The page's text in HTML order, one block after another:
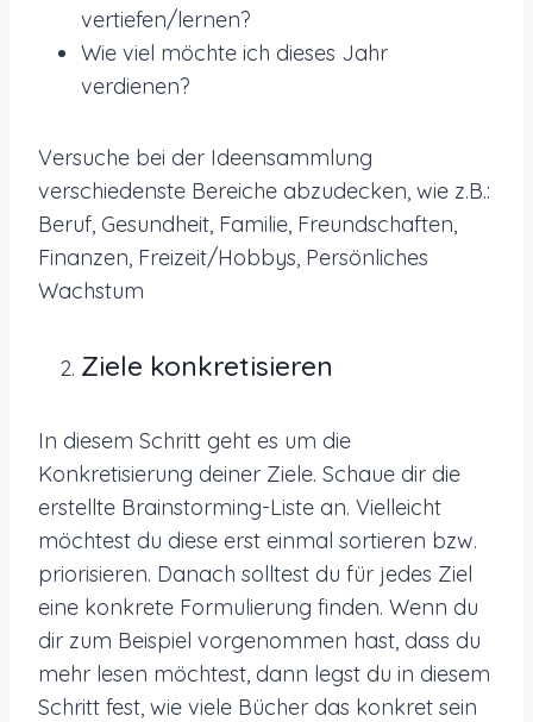
vertiefen/lernen?
Wie viel möchte ich dieses Jahr
verdienen?
Versuche bei der Ideensammlung
verschiedenste Bereiche abzudecken, wie z.B.:
Beruf, Gesundheit, Familie, Freundschaften,
Finanzen, Freizeit/Hobbys, Persönliches
Wachstum
Ziele konkretisieren
In diesem Schritt geht es um die
Konkretisierung deiner Ziele. Schaue dir die
erstellte Brainstorming-Liste an. Vielleicht
möchtest du diese erst einmal sortieren bzw.
priorisieren. Danach solltest du für jedes Ziel
eine konkrete Formulierung finden. Wenn du
dir zum Beispiel vorgenommen hast, dass du
mehr lesen möchtest, dann legst du in diesem
Schritt fest, wie viele Bücher das konkret sein